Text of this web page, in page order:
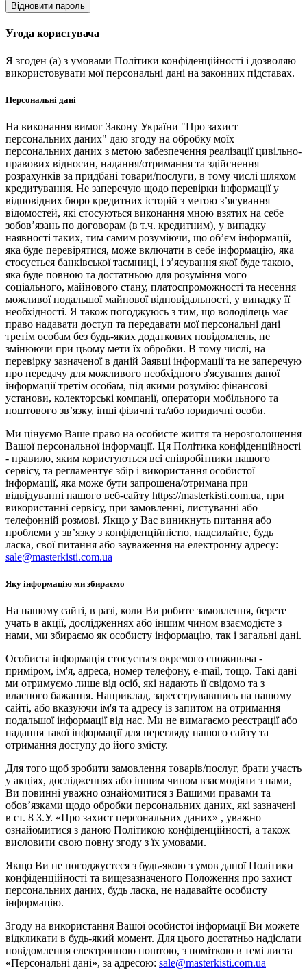
Відновити пароль
Угода користувача
Я згоден (а) з умовами Політики конфіденційності і дозволяю
використовувати мої персональні дані на законних підставах.
Персональні дані
На виконання вимог Закону України "Про захист
персональних даних" даю згоду на обробку моїх
персональних даних з метою забезпечення реалізації цивільно-
правових відносин, надання/отримання та здійснення
розрахунків за придбані товари/послуги, в тому числі шляхом
кредитування. Не заперечую щодо перевірки інформації у
відповідних бюро кредитних історій з метою з’ясування
відомостей, які стосуються виконання мною взятих на себе
зобов’язань по договорам (в т.ч. кредитним), у випадку
наявності таких, тим самим розуміючи, що об’єм інформації,
яка буде перевірятися, може включати в себе інформацію, яка
стосується банківської таємниці, і з’ясування якої буде такою,
яка буде повною та достатньою для розуміння мого
соціального, майнового стану, платоспроможності та несення
можливої подальшої майнової відповідальності, у випадку її
необхідності. Я також погоджуюсь з тим, що володілець має
право надавати доступ та передавати мої персональні дані
третім особам без будь-яких додаткових повідомлень, не
змінюючи при цьому мети їх обробки. В тому числі, на
перевірку зазначеної в даній Заявці інформації та не заперечую
про передачу для можливого необхідного з'ясування даної
інформації третім особам, під якими розумію: фінансові
установи, колекторські компанії, оператори мобільного та
поштового зв’язку, інші фізичні та/або юридичні особи.
Ми цінуємо Ваше право на особисте життя та нерозголошення
Вашої персональної інформації. Ця Політика конфіденційності
- правило, яким користуються всі співробітники нашого
сервісу, та регламентує збір і використання особистої
інформації, яка може бути запрошена/отримана при
відвідуванні нашого веб-сайту https://masterkisti.com.ua, при
використанні сервісу, при замовленні, листуванні або
телефонній розмові. Якщо у Вас виникнуть питання або
проблеми у зв’язку з конфіденційністю, надсилайте, будь
ласка, свої питання або зауваження на електронну адресу:
sale@masterkisti.com.ua
Яку інформацію ми збираємо
На нашому сайті, в разі, коли Ви робите замовлення, берете
учать в акції, дослідженнях або іншим чином взаємодієте з
нами, ми збираємо як особисту інформацію, так і загальні дані.
Особиста інформація стосується окремого споживача -
приміром, ім'я, адреса, номер телефону, e-mail, тощо. Такі дані
ми отримуємо лише від осіб, які надають її свідомо та з
власного бажання. Наприклад, зареєструвавшись на нашому
сайті, або вказуючи ім'я та адресу із запитом на отримання
подальшої інформації від нас. Ми не вимагаємо реєстрації або
надання такої інформації для перегляду нашого сайту та
отримання доступу до його змісту.
Для того щоб зробити замовлення товарів/послуг, брати участь
у акціях, дослідженнях або іншим чином взаємодіяти з нами,
Ви повинні уважно ознайомитися з Вашими правами та
обов’язками щодо обробки персональних даних, які зазначені
в ст. 8 З.У. «Про захист персональних даних» , уважно
ознайомитися з даною Політикою конфіденційності, а також
висловити свою повну згоду з їх умовами.
Якщо Ви не погоджуєтеся з будь-якою з умов даної Політики
конфіденційності та вищезазначеного Положення про захист
персональних даних, будь ласка, не надавайте особисту
інформацію.
Згоду на використання Вашої особистої інформації Ви можете
відкликати в будь-який момент. Для цього достатньо надіслати
повідомлення електронною поштою, з поміткою в темі листа
«Персональні дані», за адресою: sale@masterkisti.com.ua